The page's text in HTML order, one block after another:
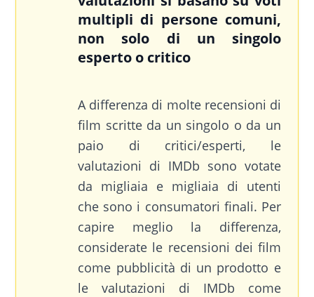
multipli di persone comuni,
non solo di un singolo
esperto o critico
A differenza di molte recensioni di
film scritte da un singolo o da un
paio di critici/esperti, le
valutazioni di IMDb sono votate
da migliaia e migliaia di utenti
che sono i consumatori finali. Per
capire meglio la differenza,
considerate le recensioni dei film
come pubblicità di un prodotto e
le valutazioni di IMDb come